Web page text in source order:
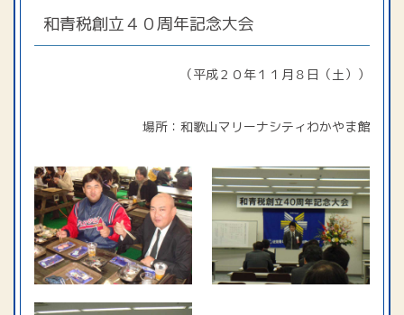
和青税創立４０周年記念大会
（平成２０年１１月８日（土））
場所：和歌山マリーナシティわかやま館